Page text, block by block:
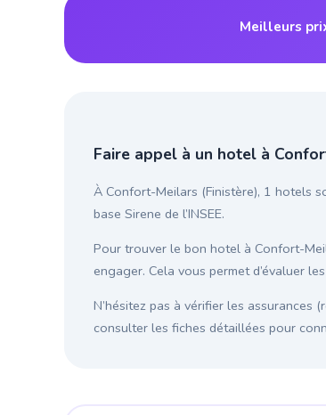
Meilleurs
Faire appel à un hotel à
À Confort-Meilars (Finistère), 1 hotels
base Sirene de l’INSEE.
Pour trouver le bon hotel à Confort-
engager. Cela vous permet d’évaluer
N’hésitez pas à vérifier les
consulter les fiches détaillées pour